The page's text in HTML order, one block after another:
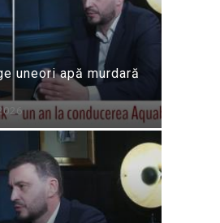
uneori apă murdară